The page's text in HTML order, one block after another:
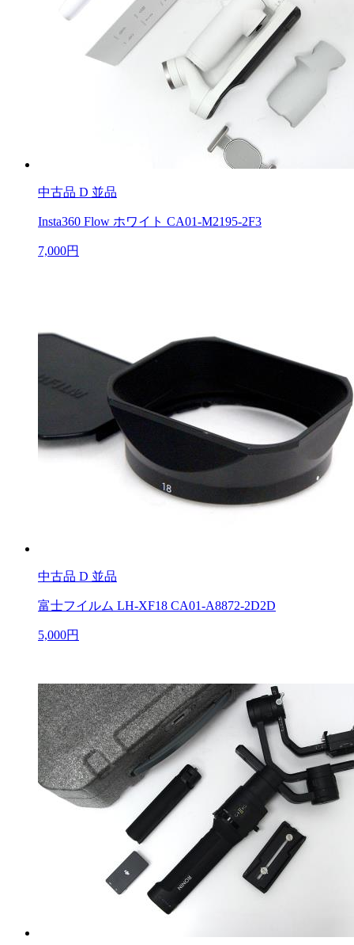
中古品 D 並品
Insta360 Flow ホワイト CA01-M2195-2F3
7,000円
中古品 D 並品
富士フイルム LH-XF18 CA01-A8872-2D2D
5,000円